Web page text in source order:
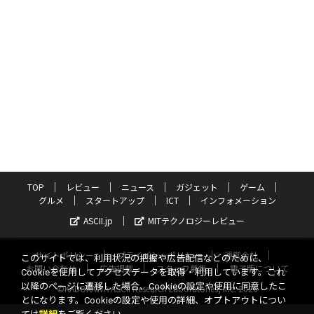
TOP レビュー ニュース ガジェット
ゲーム
グルメ
スタートアップ ICT
インフォメーション
ASCII.jp
MITテクノロジーレビュー
サイトポリシー プライバシーポリシー
運営会社
お問い合わせ
広告掲載 スタッフ募集
電子版について
©KADOKAWA ASCII Research Laboratories, Inc. 2026
このサイトでは、利用状況の把握や広告配信などのために、
Cookieを使用してアクセスデータを取得・利用しています。これ
以降のページに遷移した場合、Cookieの設定や使用に同意したこ
とになります。Cookieの設定や使用の詳細、オプトアウトについ